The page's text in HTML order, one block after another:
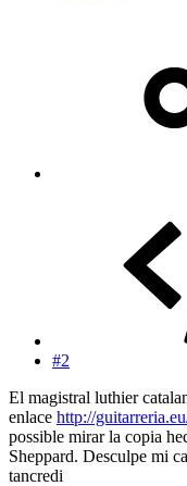
#2
El magistral luthier
enlace http://
possible mirar la copia
Sheppard. Desculpe mi
tancredi